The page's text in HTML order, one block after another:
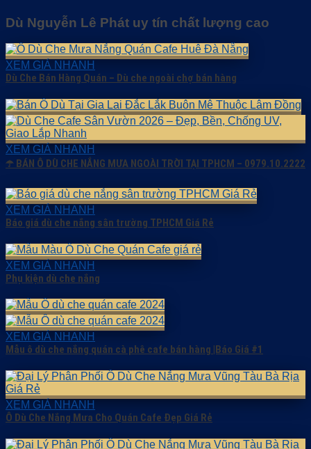
Dù Nguyễn Lê Phát uy tín chất lượng cao
XEM GIÁ NHANH
Dù Che Bán Hàng Quán – Dù che ngoài chợ bán hàng
XEM GIÁ NHANH
☂️ BÁN Ô DÙ CHE NẮNG MƯA NGOÀI TRỜI TẠI TPHCM – 0979.10.2222
XEM GIÁ NHANH
Báo giá dù che nắng sân trường TPHCM Giá Rẻ
XEM GIÁ NHANH
Phụ kiện dù che nắng
XEM GIÁ NHANH
Mẫu ô dù che nắng quán cà phê cafe bán hàng |Báo Giá #1
XEM GIÁ NHANH
Ô Dù Che Nắng Mưa Cho Quán Cafe Đẹp Giá Rẻ